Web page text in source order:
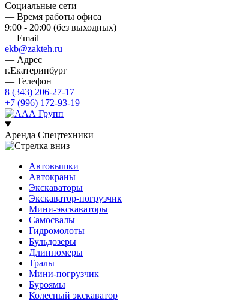
Социальные сети
— Время работы офиса
9:00 - 20:00 (без выходных)
— Email
ekb@zakteh.ru
— Адрес
г.Екатеринбург
— Телефон
8 (343) 206-27-17
+7 (996) 172-93-19
Аренда Спецтехники
Автовышки
Автокраны
Экскаваторы
Экскаватор-погрузчик
Мини-экскаваторы
Самосвалы
Гидромолоты
Бульдозеры
Длинномеры
Тралы
Мини-погрузчик
Буроямы
Колесный экскаватор